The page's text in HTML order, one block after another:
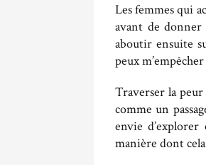
Les femmes qui
avant de donner
aboutir ensuite
peux
Traverser la peur
comme un
envie
manière dont